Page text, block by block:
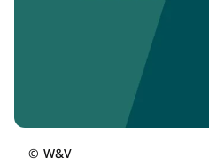
© W&V